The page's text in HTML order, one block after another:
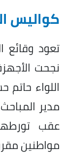
كواليس
تعود وقائع
نجحت
اللواء حاتم
مدير
عقب
مواطنين